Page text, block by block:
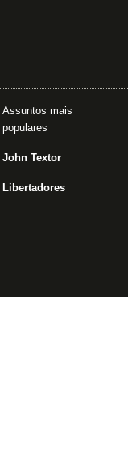
Assuntos mais
populares
John Textor
Libertadores